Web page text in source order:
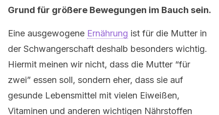
Grund für größere Bewegungen im Bauch sein.
Eine ausgewogene Ernährung ist für die Mutter in
der Schwangerschaft deshalb besonders wichtig.
Hiermit meinen wir nicht, dass die Mutter “für
zwei” essen soll, sondern eher, dass sie auf
gesunde Lebensmittel mit vielen Eiweißen,
Vitaminen und anderen wichtigen Nährstoffen